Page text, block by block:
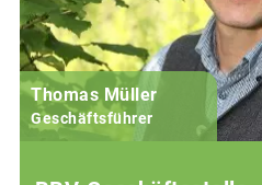
Thomas Müller
Geschäftsführer